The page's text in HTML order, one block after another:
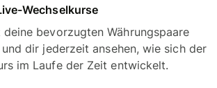
Wechselkurse
deine bevorzugten Währungspaare
dir jederzeit ansehen, wie sich der
im Laufe der Zeit entwickelt.